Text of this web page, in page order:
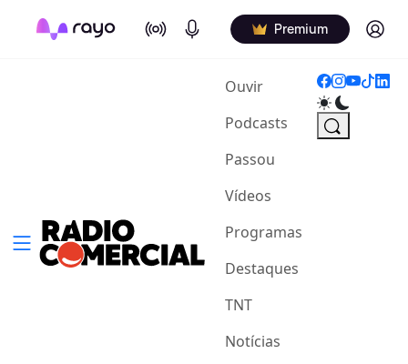
On Air Podcasts Premium Log in
Ouvir(current)
Podcasts
Passou
Vídeos
Programas
Destaques
TNT
Notícias